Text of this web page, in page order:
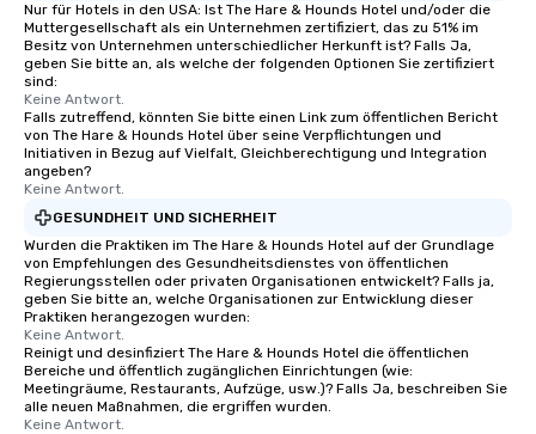
Nur für Hotels in den USA: Ist The Hare & Hounds Hotel und/oder die
Muttergesellschaft als ein Unternehmen zertifiziert, das zu 51% im
Besitz von Unternehmen unterschiedlicher Herkunft ist? Falls Ja,
geben Sie bitte an, als welche der folgenden Optionen Sie zertifiziert
sind:
Keine Antwort.
Falls zutreffend, könnten Sie bitte einen Link zum öffentlichen Bericht
von The Hare & Hounds Hotel über seine Verpflichtungen und
Initiativen in Bezug auf Vielfalt, Gleichberechtigung und Integration
angeben?
Keine Antwort.
GESUNDHEIT UND SICHERHEIT
Wurden die Praktiken im The Hare & Hounds Hotel auf der Grundlage
von Empfehlungen des Gesundheitsdienstes von öffentlichen
Regierungsstellen oder privaten Organisationen entwickelt? Falls ja,
geben Sie bitte an, welche Organisationen zur Entwicklung dieser
Praktiken herangezogen wurden:
Keine Antwort.
Reinigt und desinfiziert The Hare & Hounds Hotel die öffentlichen
Bereiche und öffentlich zugänglichen Einrichtungen (wie:
Meetingräume, Restaurants, Aufzüge, usw.)? Falls Ja, beschreiben Sie
alle neuen Maßnahmen, die ergriffen wurden.
Keine Antwort.